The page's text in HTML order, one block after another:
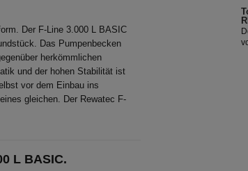
Der F-Line 3.000 L BASIC
Das Pumpenbecken
herkömmlichen
und der hohen Stabilität ist
vor dem Einbau ins
gleichen. Der Rewatec F-
L BASIC.